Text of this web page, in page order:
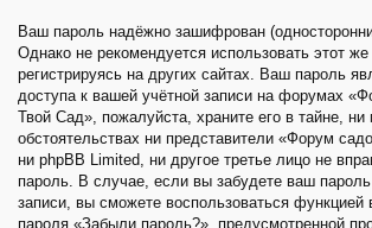
Ваш пароль надёжно зашифрован
Однако не рекомендуется использовать этот
регистрируясь на других сайтах. Ваш пароль
доступа к вашей учётной записи на форумах
Твой Сад», пожалуйста, храните его в тайне, ни
обстоятельствах ни представители «Форум
ни phpBB Limited, ни другое третье лицо не
пароль. В случае, если вы забудете ваш
записи, вы сможете воспользоваться функцией
пароля «Забыли пароль?», предусмотренной